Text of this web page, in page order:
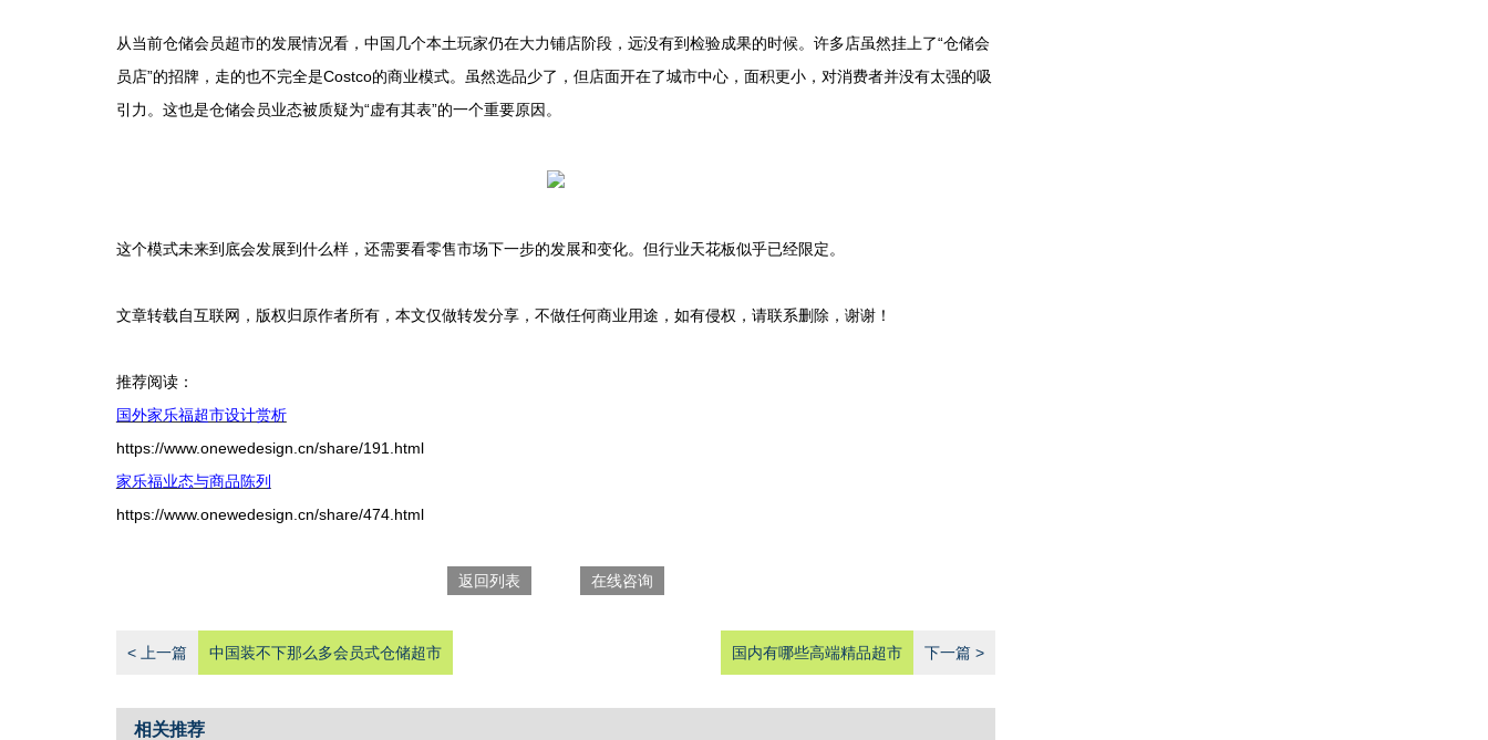
从当前仓储会员超市的发展情况看，中国几个本土玩家仍在大力铺店阶段，远没有到检验成果的时候。许多店虽然挂上了“仓储会
员店”的招牌，走的也不完全是Costco的商业模式。虽然选品少了，但店面开在了城市中心，面积更小，对消费者并没有太强的吸
引力。这也是仓储会员业态被质疑为“虚有其表”的一个重要原因。
这个模式未来到底会发展到什么样，还需要看零售市场下一步的发展和变化。但行业天花板似乎已经限定。
文章转载自互联网，版权归原作者所有，本文仅做转发分享，不做任何商业用途，如有侵权，请联系删除，谢谢！
推荐阅读：
国外家乐福超市设计赏析
https://www.onewedesign.cn/share/191.html
家乐福业态与商品陈列
https://www.onewedesign.cn/share/474.html
返回列表 在线咨询
< 上一篇 中国装不下那么多会员式仓储超市 下一篇 >
国内有哪些高端精品超市
相关推荐